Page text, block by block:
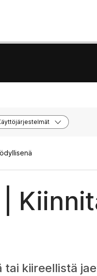
kiireellistä